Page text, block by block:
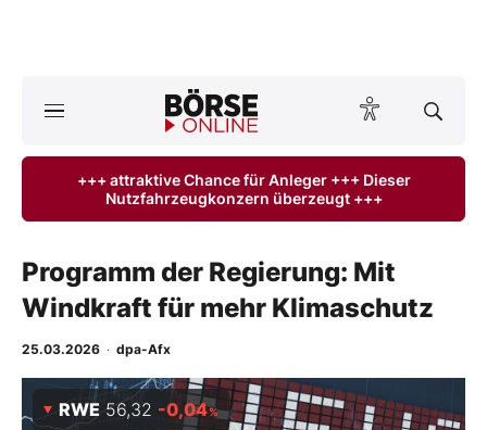
ktuelle Ausgabe BÖRSE ONLINE lesen
Finanz-Check
Abo & Shop
BO-Musterdepots
+++ attraktive Chance für Anleger +++ Dieser
Nutzfahrzeugkonzern überzeugt +++
Programm der Regierung: Mit
Windkraft für mehr Klimaschutz
25.03.2026 · dpa-Afx
RWE 56,32 -0,04%